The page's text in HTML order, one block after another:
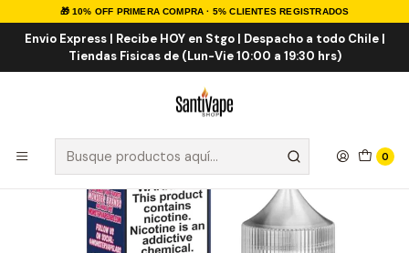
🎁 10% OFF PRIMERA COMPRA · 5% CLIENTES REGISTRADOS
Envio Express | Recibe HOY en Stgo | Despacho a todo Chile |
Tiendas Fisicas de (Lun-Vie 10:00 a 19:30 hrs)
0
Inicio Sales de Nicotina Salt Nic Importadas
Custard Mixed Berry Salt 30ml